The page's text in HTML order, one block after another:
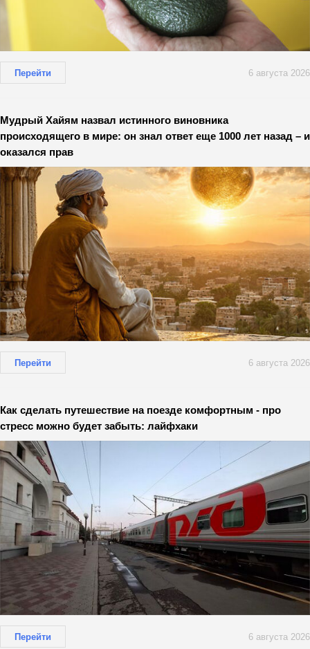
Перейти 6 августа 2026
Мудрый Хайям назвал истинного виновника
происходящего в мире: он знал ответ еще 1000 лет назад – и
оказался прав
Перейти 6 августа 2026
Как сделать путешествие на поезде комфортным - про
стресс можно будет забыть: лайфхаки
Перейти 6 августа 2026